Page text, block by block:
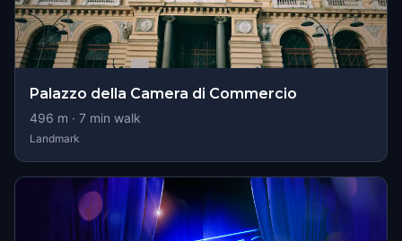
Palazzo della Camera di Commercio
496 m · 7 min walk
Landmark